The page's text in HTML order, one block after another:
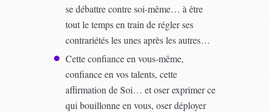
se débattre contre soi-même… à être
tout le temps en train de régler ses
contrariétés les unes après les autres…
Cette confiance en vous-même,
confiance en vos talents, cette
affirmation de Soi… et oser exprimer ce
qui bouillonne en vous, oser déployer